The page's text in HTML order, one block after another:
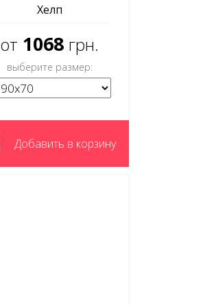
Хелп
от 1068 грн.
выберите размер:
Добавить в корзину